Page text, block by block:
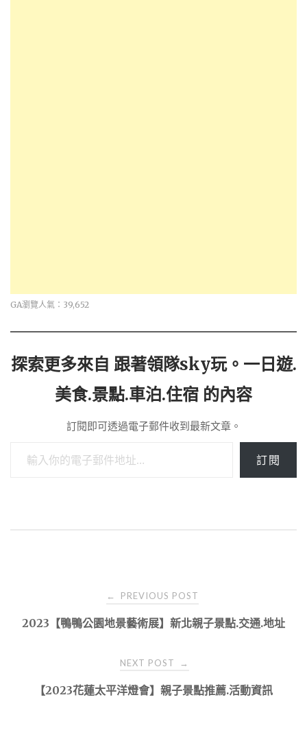
GA瀏覽人氣：39,652
探索更多來自 跟著領隊sky玩。一日遊.
美食.景點.車泊.住宿 的內容
訂閱即可透過電子郵件收到最新文章。
訂閱
navigation
← PREVIOUS POST
2023【鴨鴨公園地景藝術展】新北親子景點.交通.地址
NEXT POST →
【2023花蓮太平洋燈會】親子景點推薦.活動資訊